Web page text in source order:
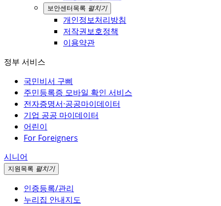
보안센터 목록 펼치기
개인정보처리방침
저작권보호정책
이용약관
정부 서비스
국민비서 구삐
주민등록증 모바일 확인 서비스
전자증명서·공공마이데이터
기업 공공 마이데이터
어린이
For Foreigners
시니어
지원 목록 펼치기
인증등록/관리
누리집 안내지도